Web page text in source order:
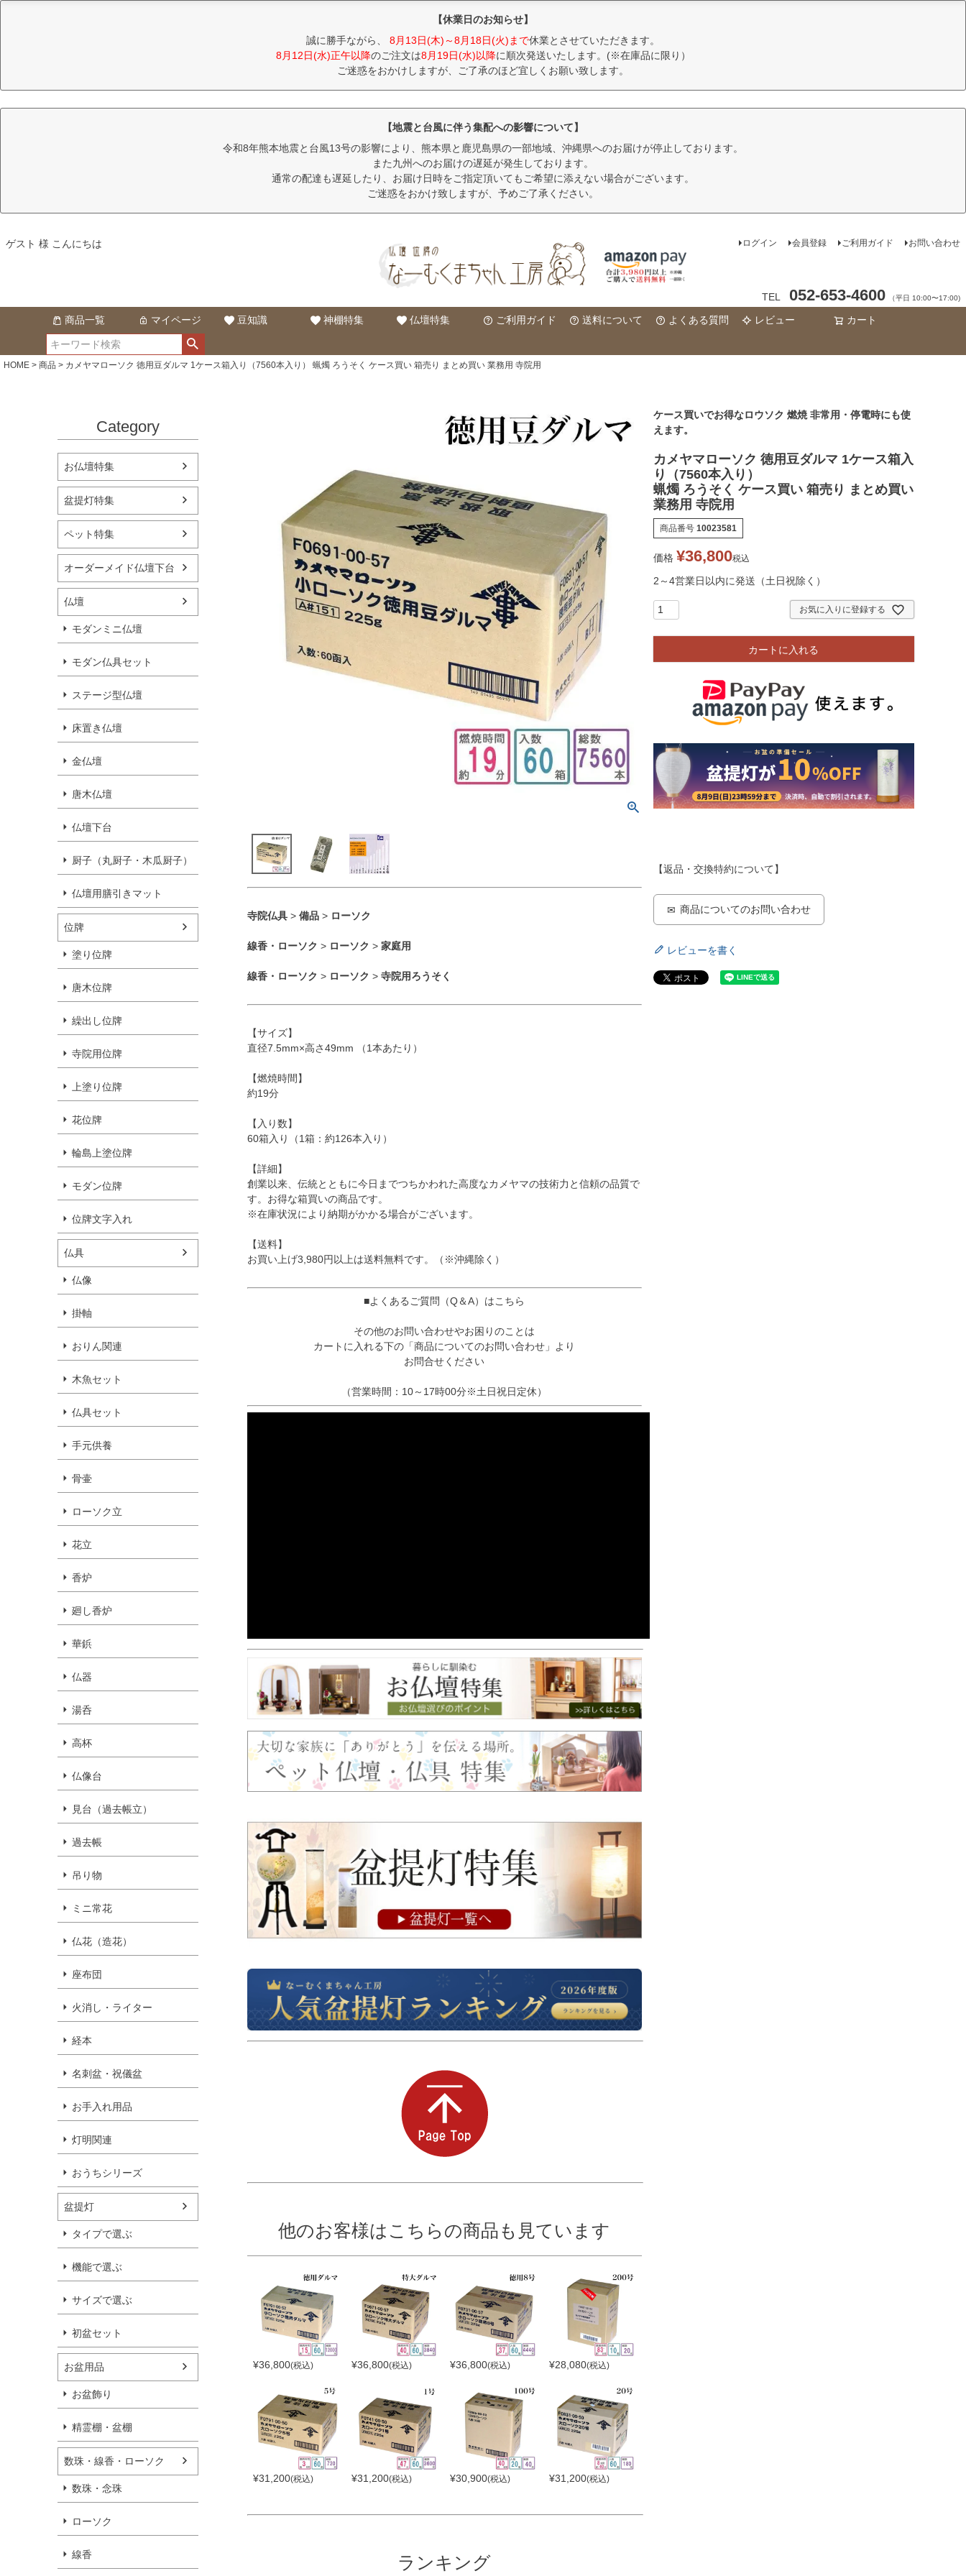
【休業日のお知らせ】
誠に勝手ながら、 8月13日(木)～8月18日(火)まで休業とさせていただきます。
8月12日(水)正午以降のご注文は8月19日(水)以降に順次発送いたします。(※在庫品に限り）
ご迷惑をおかけしますが、ご了承のほど宜しくお願い致します。
【地震と台風に伴う集配への影響について】
令和8年熊本地震と台風13号の影響により、熊本県と鹿児島県の一部地域、沖縄県へのお届けが停止しております。
また九州へのお届けの遅延が発生しております。
通常の配達も遅延したり、お届け日時をご指定頂いてもご希望に添えない場合がございます。
ご迷惑をおかけ致しますが、予めご了承ください。
ゲスト 様 こんにちは ログイン 会員登録 ご利用ガイド お問い合わせ
TEL 052-653-4600 （平日 10:00〜17:00)
商品一覧 マイページ 豆知識 神棚特集 仏壇特集 ご利用ガイド 送料について よくある質問 レビュー カート
HOME 商品 カメヤマローソク 徳用豆ダルマ 1ケース箱入り（7560本入り） 蝋燭 ろうそく ケース買い 箱売り まとめ買い 業務用 寺院用
Category
お仏壇特集
盆提灯特集
ペット特集
オーダーメイド仏壇下台
仏壇
モダンミニ仏壇
モダン仏具セット
ステージ型仏壇
床置き仏壇
金仏壇
唐木仏壇
仏壇下台
厨子（丸厨子・木瓜厨子）
仏壇用膳引きマット
位牌
塗り位牌
唐木位牌
繰出し位牌
寺院用位牌
上塗り位牌
花位牌
輪島上塗位牌
モダン位牌
位牌文字入れ
仏具
仏像
掛軸
おりん関連
木魚セット
仏具セット
手元供養
骨壷
ローソク立
花立
香炉
廻し香炉
華鋲
仏器
湯呑
高杯
仏像台
見台（過去帳立）
過去帳
吊り物
ミニ常花
仏花（造花）
座布団
火消し・ライター
経本
名刺盆・祝儀盆
お手入れ用品
灯明関連
おうちシリーズ
盆提灯
タイプで選ぶ
機能で選ぶ
サイズで選ぶ
初盆セット
お盆用品
お盆飾り
精霊棚・盆棚
数珠・線香・ローソク
数珠・念珠
ローソク
線香
寺院仏具 > 備品 > ローソク
線香・ローソク > ローソク > 家庭用
線香・ローソク > ローソク > 寺院用ろうそく
【サイズ】
直径7.5mm×高さ49mm （1本あたり）
【燃焼時間】
約19分
【入り数】
60箱入り（1箱：約126本入り）
【詳細】
創業以来、伝統とともに今日までつちかわれた高度なカメヤマの技術力と信頼の品質で
す。お得な箱買いの商品です。
※在庫状況により納期がかかる場合がございます。
【送料】
お買い上げ3,980円以上は送料無料です。（※沖縄除く）
■よくあるご質問（Q＆A）はこちら
その他のお問い合わせやお困りのことは
カートに入れる下の「商品についてのお問い合わせ」より
お問合せください
（営業時間：10～17時00分※土日祝日定休）
他のお客様はこちらの商品も見ています
¥36,800(税込) ¥36,800(税込) ¥36,800(税込) ¥28,080(税込)
¥31,200(税込) ¥31,200(税込) ¥30,900(税込) ¥31,200(税込)
ランキング
ケース買いでお得なロウソク 燃焼 非常用・停電時にも使
えます。
カメヤマローソク 徳用豆ダルマ 1ケース箱入
り（7560本入り）
蝋燭 ろうそく ケース買い 箱売り まとめ買い
業務用 寺院用
商品番号 10023581
価格 ¥36,800税込
2～4営業日以内に発送（土日祝除く）
お気に入りに登録する
カートに入れる
【返品・交換特約について】
商品についてのお問い合わせ
レビューを書く